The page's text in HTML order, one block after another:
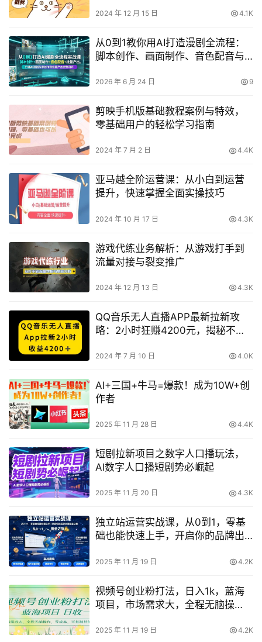
2024 年 12 月 15 日 4.1K
从0到1教你用AI打造漫剧全流程：
脚本创作、画面制作、音色配音与
2026 年 6 月 24 日 9
剪映手机版基础教程案例与特效，
零基础用户的轻松学习指南
2024 年 7 月 2 日 4.4K
亚马越全阶运营课：从小白到运营
提升，快速掌握全面实操技巧
2024 年 10 月 17 日 4.3K
游戏代练业务解析：从游戏打手到
流量对接与裂变推广
2024 年 12 月 13 日 4.3K
QQ音乐无人直播APP最新拉新攻
略：2小时狂赚4200元，揭秘不封
2024 年 7 月 10 日 4.0K
AI+三国+牛马=爆款！成为10W+创
作者
2025 年 11 月 28 日 4.4K
短剧拉新项目之数字人口播玩法，
AI数字人口播短剧势必崛起
2025 年 11 月 20 日 4.3K
独立站运营实战课，​从0到1，零基
础也能快速上手，开启你的品牌出
2025 年 11 月 19 日 4.2K
视频号创业粉打法，日入1k，蓝海
项目，市场需求大，全程无脑操
2025 年 11 月 19 日 4.2K